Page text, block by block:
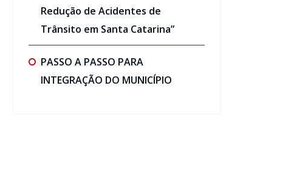
Redução de Acidentes de
Trânsito em Santa Catarina”
PASSO A PASSO PARA
INTEGRAÇÃO DO MUNICÍPIO